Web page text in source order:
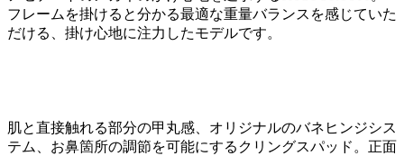
フレームを掛けると分かる最適な重量バランスを感じていた
だける、掛け心地に注力したモデルです。
肌と直接触れる部分の甲丸感、オリジナルのバネヒンジシス
テム、お鼻箇所の調節を可能にするクリングスパッド。正面